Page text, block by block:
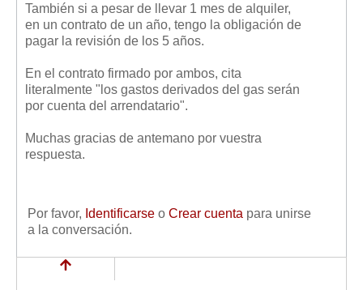
Mis boletines
También si a pesar de llevar 1 mes de alquiler,
en un contrato de un año, tengo la obligación de
pagar la revisión de los 5 años.
En el contrato firmado por ambos, cita
literalmente "los gastos derivados del gas serán
por cuenta del arrendatario".
Muchas gracias de antemano por vuestra
respuesta.
Por favor, Identificarse o Crear cuenta para unirse
a la conversación.